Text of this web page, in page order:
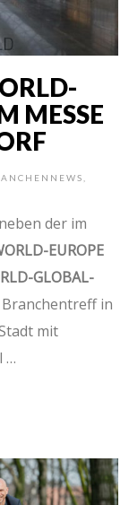
MESSE
der im
EUROPE
GLOBAL-
in
mit
…